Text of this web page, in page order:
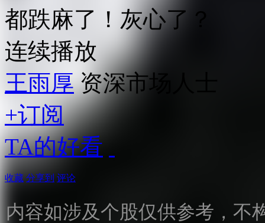
都跌麻了！灰心了？
连续播放
王雨厚 资深市场人士
+订阅
TA的好看
收藏 分享到 评论
内容如涉及个股仅供参考，不